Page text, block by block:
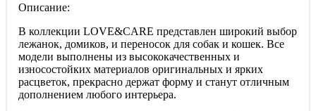
Описание:
В коллекции LOVE&CARE представлен широкий выбор
лежанок, домиков, и переносок для собак и кошек. Все
модели выполнены из высококачественных и
износостойких материалов оригинальных и ярких
расцветок, прекрасно держат форму и станут отличным
дополнением любого интерьера.